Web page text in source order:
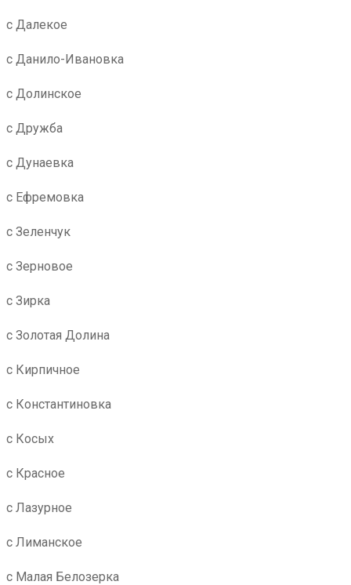
с Далекое
с Данило-Ивановка
с Долинское
с Дружба
с Дунаевка
с Ефремовка
с Зеленчук
с Зерновое
с Зирка
с Золотая Долина
с Кирпичное
с Константиновка
с Косых
с Красное
с Лазурное
с Лиманское
с Малая Белозерка